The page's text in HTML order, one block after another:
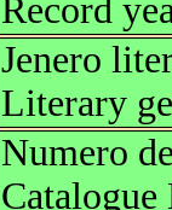
Record
Jenero
Literary
Numero
Catalogue